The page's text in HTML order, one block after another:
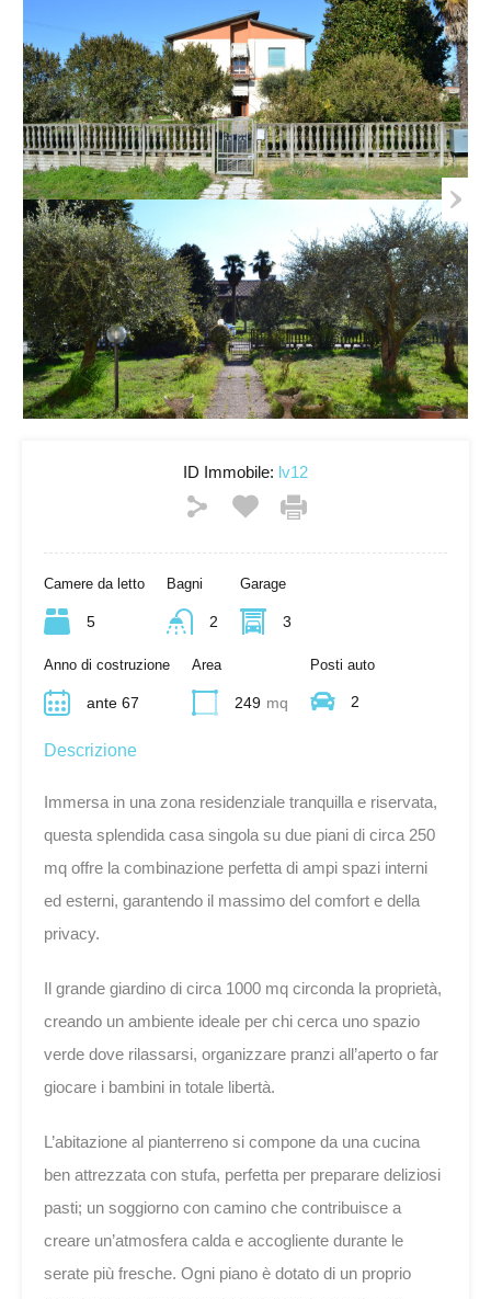
ID Immobile: lv12
Camere da letto
5
Bagni
2
Garage
3
Anno di costruzione
ante 67
Area
249 mq
Posti auto
2
Descrizione
Immersa in una zona residenziale tranquilla e riservata,
questa splendida casa singola su due piani di circa 250
mq offre la combinazione perfetta di ampi spazi interni
ed esterni, garantendo il massimo del comfort e della
privacy.
Il grande giardino di circa 1000 mq circonda la proprietà,
creando un ambiente ideale per chi cerca uno spazio
verde dove rilassarsi, organizzare pranzi all’aperto o far
giocare i bambini in totale libertà.
L’abitazione al pianterreno si compone da una cucina
ben attrezzata con stufa, perfetta per preparare deliziosi
pasti; un soggiorno con camino che contribuisce a
creare un’atmosfera calda e accogliente durante le
serate più fresche. Ogni piano è dotato di un proprio